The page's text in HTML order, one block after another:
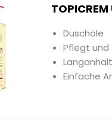
Duschöle
Pflegt
Einfache